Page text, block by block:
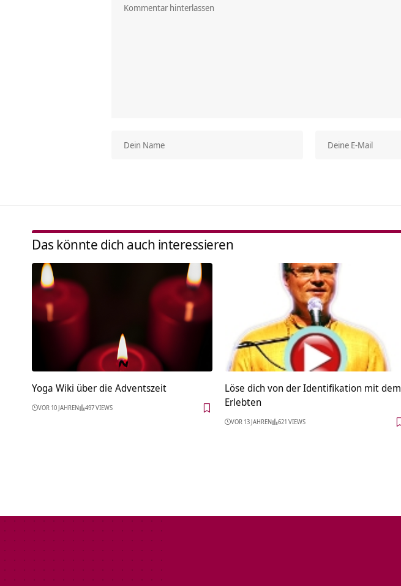
Das könnte dich auch interessieren
Yoga Wiki über die Adventszeit
VOR 10 JAHREN 497 VIEWS
Löse dich von der Identifikation mit dem
Erlebten
VOR 13 JAHREN 621 VIEWS